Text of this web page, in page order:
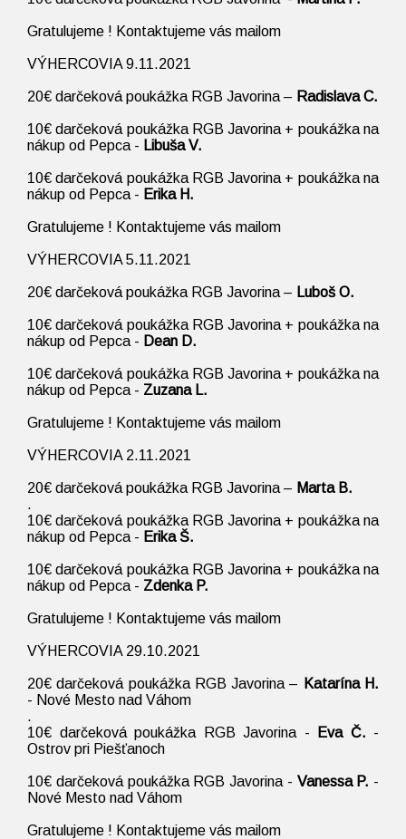
Gratulujeme ! Kontaktujeme vás mailom
VÝHERCOVIA 9.11.2021
20€ darčeková poukážka RGB Javorina – Radislava C.
10€ darčeková poukážka RGB Javorina + poukážka na
nákup od Pepca - Libuša V.
10€ darčeková poukážka RGB Javorina + poukážka na
nákup od Pepca - Erika H.
Gratulujeme ! Kontaktujeme vás mailom
VÝHERCOVIA 5.11.2021
20€ darčeková poukážka RGB Javorina – Luboš O.
10€ darčeková poukážka RGB Javorina + poukážka na
nákup od Pepca - Dean D.
10€ darčeková poukážka RGB Javorina + poukážka na
nákup od Pepca - Zuzana L.
Gratulujeme ! Kontaktujeme vás mailom
VÝHERCOVIA 2.11.2021
20€ darčeková poukážka RGB Javorina – Marta B.
.
10€ darčeková poukážka RGB Javorina + poukážka na
nákup od Pepca - Erika Š.
10€ darčeková poukážka RGB Javorina + poukážka na
nákup od Pepca - Zdenka P.
Gratulujeme ! Kontaktujeme vás mailom
VÝHERCOVIA 29.10.2021
20€ darčeková poukážka RGB Javorina – Katarína H.
- Nové Mesto nad Váhom
.
10€ darčeková poukážka RGB Javorina -
Eva Č. -
Ostrov pri Piešťanoch
10€ darčeková poukážka RGB Javorina - Vanessa P. -
Nové Mesto nad Váhom
Gratulujeme ! Kontaktujeme vás mailom